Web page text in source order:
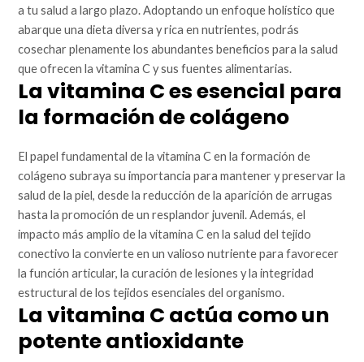
a tu salud a largo plazo. Adoptando un enfoque holístico que
abarque una dieta diversa y rica en nutrientes, podrás
cosechar plenamente los abundantes beneficios para la salud
que ofrecen la vitamina C y sus fuentes alimentarias.
La vitamina C es esencial para
la formación de colágeno
El papel fundamental de la vitamina C en la formación de
colágeno subraya su importancia para mantener y preservar la
salud de la piel, desde la reducción de la aparición de arrugas
hasta la promoción de un resplandor juvenil. Además, el
impacto más amplio de la vitamina C en la salud del tejido
conectivo la convierte en un valioso nutriente para favorecer
la función articular, la curación de lesiones y la integridad
estructural de los tejidos esenciales del organismo.
La vitamina C actúa como un
potente antioxidante